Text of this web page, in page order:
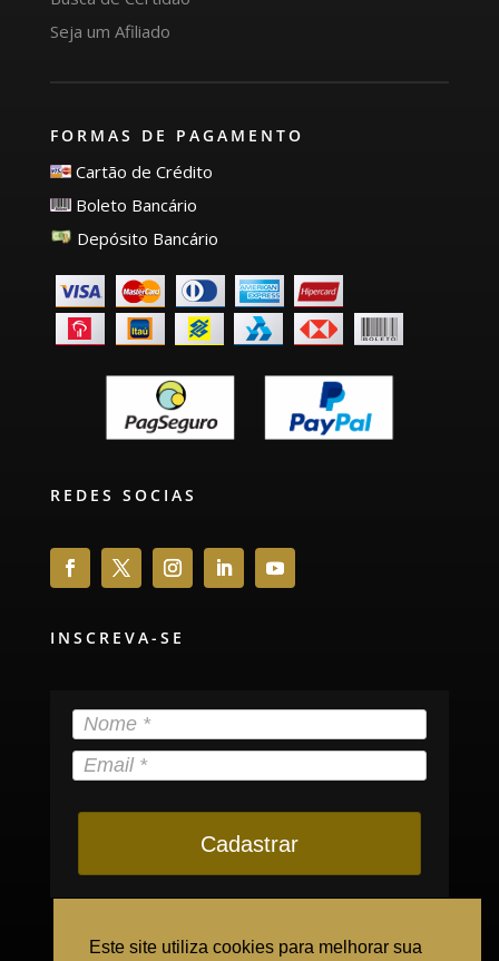
Seja um Afiliado
FORMAS DE PAGAMENTO
Cartão de Crédito
Boleto Bancário
Depósito Bancário
REDES SOCIAS
INSCREVA-SE
Cadastrar
Este site utiliza cookies para melhorar sua